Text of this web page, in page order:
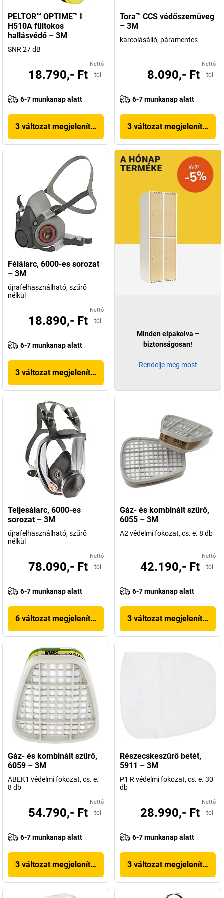
Készletünkben nagy választékból szemezgethet. Jó szórakozást
a felfedezéshez!
PELTOR™ OPTIME™ I
H510A fültokos
hallásvédő – 3M
SNR 27 dB
Nettó
18.790,- Ft -tól
6-7 munkanap alatt
3 változat megjelenítése
Tora™ CCS védőszemüveg
– 3M
karcolásálló, páramentes
Nettó
8.090,- Ft -tól
6-7 munkanap alatt
3 változat megjelenítése
Félálarc, 6000-es sorozat
– 3M
újrafelhasználható, szűrő
nélkül
Nettó
18.890,- Ft -tól
6-7 munkanap alatt
3 változat megjelenítése
Teljesálarc, 6000-es
sorozat – 3M
újrafelhasználható, szűrő
nélkül
Nettó
78.090,- Ft -tól
6-7 munkanap alatt
6 változat megjelenítése
Gáz- és kombinált szűrő,
6055 – 3M
A2 védelmi fokozat, cs. e. 8 db
Nettó
42.190,- Ft -tól
6-7 munkanap alatt
3 változat megjelenítése
Gáz- és kombinált szűrő,
6059 – 3M
ABEK1 védelmi fokozat, cs. e.
8 db
Nettó
54.790,- Ft -tól
6-7 munkanap alatt
3 változat megjelenítése
Részecskeszűrő betét,
5911 – 3M
P1 R védelmi fokozat, cs. e. 30
db
Nettó
28.990,- Ft -tól
6-7 munkanap alatt
3 változat megjelenítése
Minden elpakolva –
biztonságosan!
Rendelje meg most